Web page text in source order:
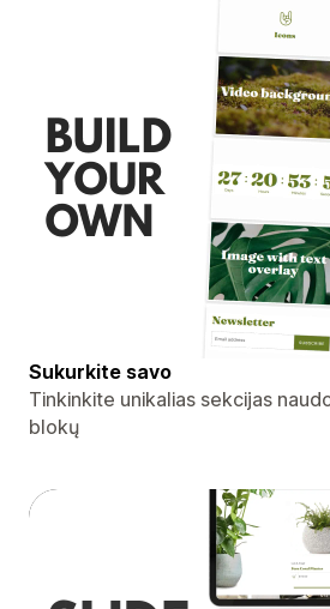
Sukurkite savo
Tinkinkite unikalias sekcijas
blokų